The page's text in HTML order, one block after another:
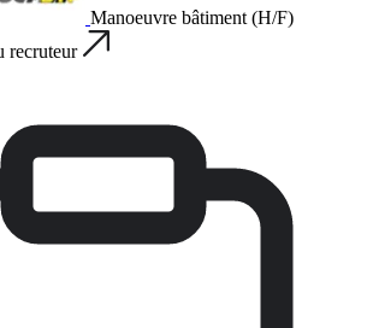
Manoeuvre bâtiment (H/F)
recruteur